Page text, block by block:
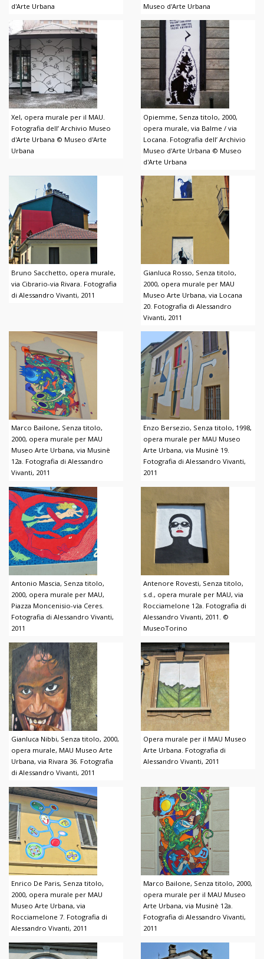
d'Arte Urbana
Museo d'Arte Urbana
Xel, opera murale per il MAU.
Fotografia dell’ Archivio Museo
d'Arte Urbana © Museo d'Arte
Urbana
Opiemme, Senza titolo, 2000,
opera murale, via Balme / via
Locana. Fotografia dell’ Archivio
Museo d'Arte Urbana © Museo
d'Arte Urbana
Bruno Sacchetto, opera murale,
via Cibrario-via Rivara. Fotografia
di Alessandro Vivanti, 2011
Gianluca Rosso, Senza titolo,
2000, opera murale per MAU
Museo Arte Urbana, via Locana
20. Fotografia di Alessandro
Vivanti, 2011
Marco Bailone, Senza titolo,
2000, opera murale per MAU
Museo Arte Urbana, via Musinè
12a. Fotografia di Alessandro
Vivanti, 2011
Enzo Bersezio, Senza titolo, 1998,
opera murale per MAU Museo
Arte Urbana, via Musinè 19.
Fotografia di Alessandro Vivanti,
2011
Antonio Mascia, Senza titolo,
2000, opera murale per MAU,
Piazza Moncenisio-via Ceres.
Fotografia di Alessandro Vivanti,
2011
Antenore Rovesti, Senza titolo,
s.d., opera murale per MAU, via
Rocciamelone 12a. Fotografia di
Alessandro Vivanti, 2011. ©
MuseoTorino
Gianluca Nibbi, Senza titolo, 2000,
opera murale, MAU Museo Arte
Urbana, via Rivara 36. Fotografia
di Alessandro Vivanti, 2011
Opera murale per il MAU Museo
Arte Urbana. Fotografia di
Alessandro Vivanti, 2011
Enrico De Paris, Senza titolo,
2000, opera murale per MAU
Museo Arte Urbana, via
Rocciamelone 7. Fotografia di
Alessandro Vivanti, 2011
Marco Bailone, Senza titolo, 2000,
opera murale per il MAU Museo
Arte Urbana, via Musinè 12a.
Fotografia di Alessandro Vivanti,
2011